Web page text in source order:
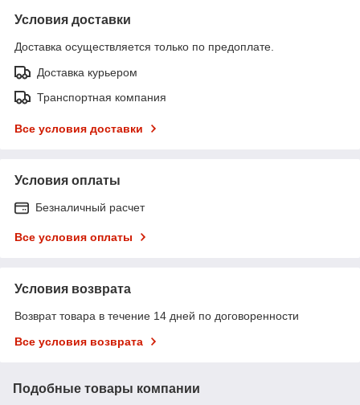
Условия доставки
Доставка осуществляется только по предоплате.
Доставка курьером
Транспортная компания
Все условия доставки
Условия оплаты
Безналичный расчет
Все условия оплаты
Условия возврата
Возврат товара в течение 14 дней по договоренности
Все условия возврата
Подобные товары компании